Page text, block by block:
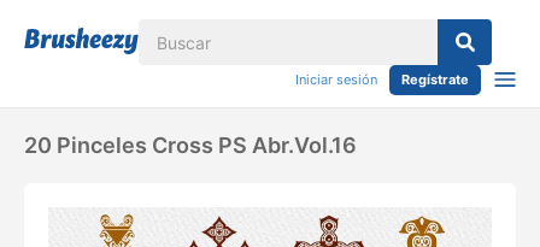
Iniciar sesión Regístrate
20 Pinceles Cross PS Abr.Vol.16